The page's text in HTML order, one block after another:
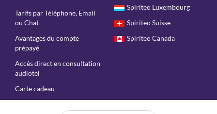
Tarifs par Téléphone, Email
ou Chat
Avantages du compte
prépayé
Accès direct en consultation
audiotel
Carte cadeau
Spiriteo Luxembourg
Spiriteo Suisse
Spiriteo Canada